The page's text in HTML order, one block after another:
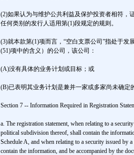
(2)如果认为与维护公共利益及保护投资者相符，
任何类别的发行人适用第(1)段规定的规则。
(3)就本款第(1)项而言，“空白支票公司”指处于发
(51)项中的含义）的公司，该公司：
(A)没有具体的业务计划或目标；或
(B)已表明其业务计划是兼并一家或多家尚未确定
Section 7 -- Information Required in Registration
a. The registration statement, when relating to a
political subdivision thereof, shall contain the
Schedule A, and when relating to a security issued by
contain the information, and be accompanied by the